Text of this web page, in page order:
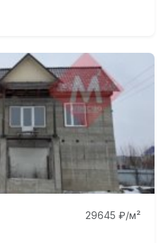
29645 ₽/м²